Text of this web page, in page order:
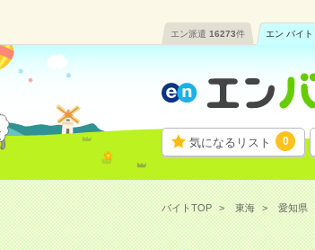
エン派遣 16273件 エン バイト
気になるリスト 0
バイトTOP 東海 愛知県